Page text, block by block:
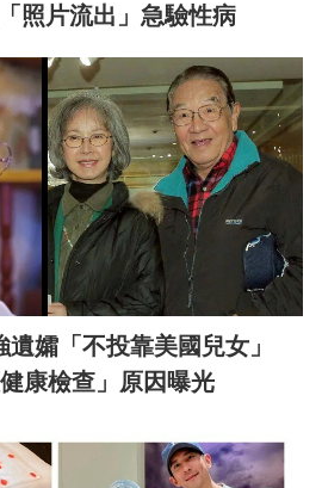
照片流出」急驗性病
遺孀「不投靠美國兒女」
康檢查」原因曝光